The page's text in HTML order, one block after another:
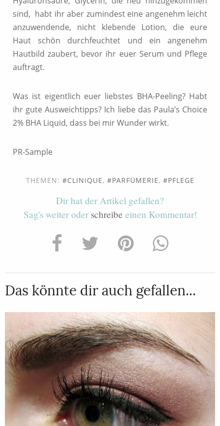
sind, habt ihr aber zumindest eine angenehm leicht
anzuwendende, nicht klebende Lotion, die eure
Haut schön durchfeuchtet und ein angenehm
Hautbild zaubert, bevor ihr euer Serum und Pflege
auftragt.
Was ist eigentlich euer liebstes BHA-Peeling? Habt
ihr gute Ausweichtipps? Ich liebe das Paula’s Choice
2% BHA Liquid, dass bei mir Wunder wirkt.
PR-Sample
THEMEN: CLINIQUE, PARFÜMERIE, PFLEGE
Dir hat der Artikel gefallen?
Sag's weiter oder schreibe einen Kommentar!
Das könnte dir auch gefallen...